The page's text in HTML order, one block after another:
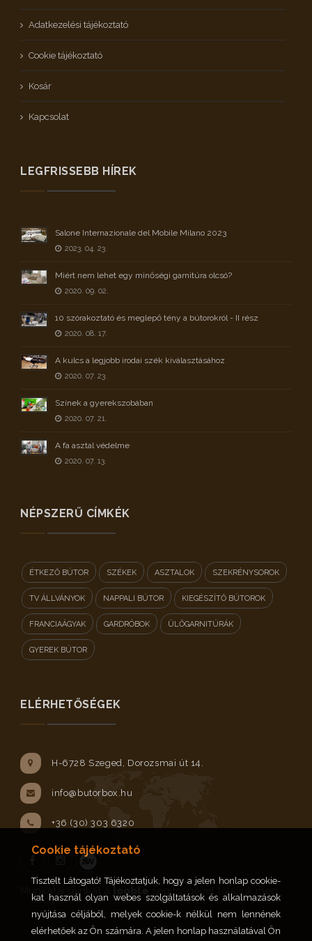
Adatkezelési tájékoztató
Cookie tájékoztató
Kosár
Kapcsolat
LEGFRISSEBB HÍREK
Salone Internazionale del Mobile Milano 2023
2023. 04. 23.
Miért nem lehet egy minőségi garnitúra olcsó?
2020. 09. 02.
10 szórakoztató és meglepő tény a bútorokról - II rész
2020. 08. 17.
A kulcs a legjobb irodai szék kiválasztásához
2020. 07. 23.
Színek a gyerekszobában
2020. 07. 21.
A fa asztal védelme
2020. 07. 13.
NÉPSZERŰ CÍMKÉK
ÉTKEZŐ BÚTOR SZÉKEK ASZTALOK SZEKRÉNYSOROK
TV ÁLLVÁNYOK NAPPALI BÚTOR KIEGÉSZÍTŐ BÚTOROK
FRANCIAÁGYAK GARDRÓBOK ÜLŐGARNITÚRÁK
GYEREK BÚTOR
ELÉRHETŐSÉGEK
H-6728 Szeged, Dorozsmai út 14.
info@butorbox.hu
+36 (30) 303 6320
FacebookInstagram
Munkatársainkat a jooble segítségével találjuk meg.
Cookie tájékoztató
Tisztelt Látogató! Tájékoztatjuk, hogy a jelen honlap cookie-
kat használ olyan webes szolgáltatások és alkalmazások
nyújtása céljából, melyek cookie-k nélkül nem lennének
elérhetőek az Ön számára. A jelen honlap használatával Ön